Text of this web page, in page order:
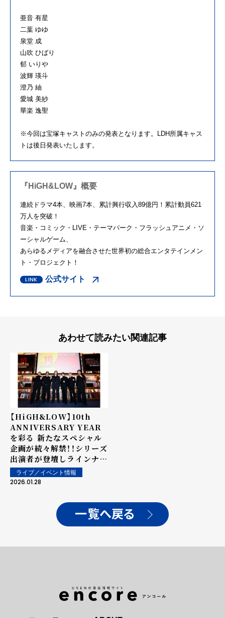
亜音 有星
二葉 ゆゆ
泉堂 成
山吹 ひばり
郁 いりや
波輝 瑛斗
澄乃 紬
愛城 美紗
華楽 逸聖
※今回は宝塚キャストのみの発表となります。 LDH所属キャス
トは後日発表いたします。
『HiGH&LOW』概要
連続ドラマ4本、映画7本、累計興行収入 89億円！累計動員621
万人を突破！
音楽・コミック・
LIVE ・テーマパーク・フラッシュアニメ・ソ
ーシャルゲーム、
あらゆるメディアを融合させた世界初の総合エンタテインメン
ト・プロジェクト！
公式サイト
あわせて読みたい関連記事
【HiGH&LOW】10th
ANNIVERSARY YEAR
を彩る 新たなスペシャル
企画が続々解禁！！シリーズ
出演者が登壇しラインナッ
プ発表会を開催！＜
1/27(火)『HiGH&LOW
YEAR』ラインナップ発表
会オフィシャルレポート＞
ライブ／イベント情報
2026.01.28
一覧へ戻る